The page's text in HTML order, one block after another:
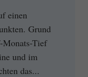
einen
Grund
Monats-Tief
und im
das...